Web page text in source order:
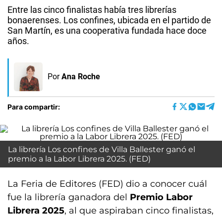
Entre las cinco finalistas había tres librerías
bonaerenses. Los confines, ubicada en el partido de
San Martín, es una cooperativa fundada hace doce
años.
Por Ana Roche
Para compartir:
La librería Los confines de Villa Ballester ganó el
premio a la Labor Librera 2025. (FED)
La Feria de Editores (FED) dio a conocer cuál
fue la librería ganadora del Premio Labor
Librera 2025, al que aspiraban cinco finalistas,